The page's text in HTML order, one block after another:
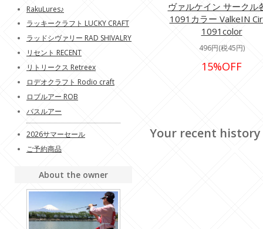
ヴァルケイン サークル
1091カラー ValkeIN
1091color
496円(税45円)
15%OFF
Your recent history
RakuLures♪
ラッキークラフト LUCKY CRAFT
ラッドシヴァリー RAD SHIVALRY
リセント RECENT
リトリークス Retreex
ロデオクラフト Rodio craft
ロブルアー ROB
バスルアー
2026サマーセール
ご予約商品
About the owner